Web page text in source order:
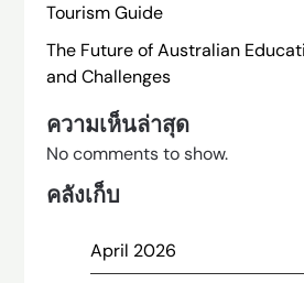
Tourism Guide
The Future of Australian
and Challenges
ความเห็นล่าสุด
No comments to show.
คลังเก็บ
April 2026